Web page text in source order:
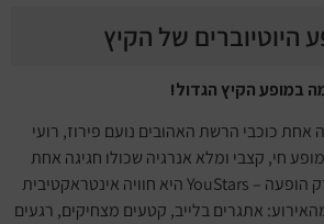
היוטיוברים של הקיץ
במופע הקיץ הגדול!
כוכבי הרשת האהובים נועם פירוז, רועי
חי, קצבי ומלא אנרגיה שכולו חגיגה אחת
גדולה. אבל זו ממש לא רק הופעה – YouStars היא חוויה אינטראקטיבית
אתגרים בלייב, קטעים מצחיקים, רגעים